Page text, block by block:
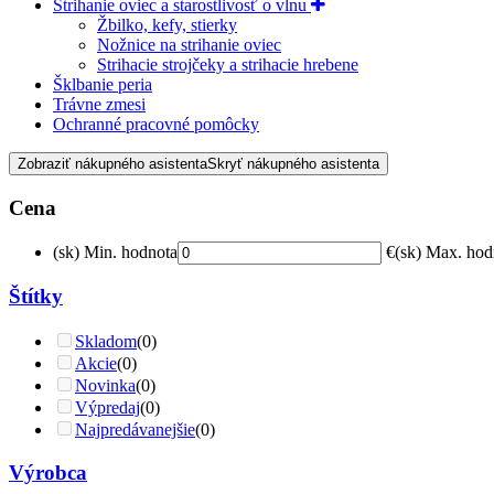
Strihanie oviec a starostlivosť o vlnu
Žbilko, kefy, stierky
Nožnice na strihanie oviec
Strihacie strojčeky a strihacie hrebene
Šklbanie peria
Trávne zmesi
Ochranné pracovné pomôcky
Zobraziť nákupného asistentaSkryť nákupného asistenta
Cena
(sk) Min. hodnota €(sk) Max.
Štítky
Skladom(0)
Akcie(0)
Novinka(0)
Výpredaj(0)
Najpredávanejšie(0)
Výrobca